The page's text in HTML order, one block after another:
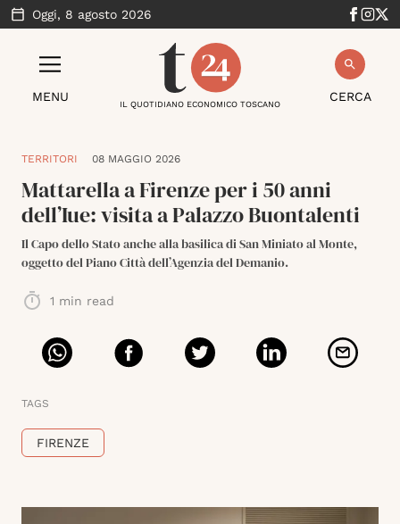
Oggi, 8 agosto 2026
MENU CERCA
IL QUOTIDIANO ECONOMICO TOSCANO
TERRITORI 08 MAGGIO 2026
Mattarella a Firenze per i 50 anni
dell’Iue: visita a Palazzo Buontalenti
Il Capo dello Stato anche alla basilica di San Miniato al Monte,
oggetto del Piano Città dell’Agenzia del Demanio.
1 min read
TAGS
FIRENZE